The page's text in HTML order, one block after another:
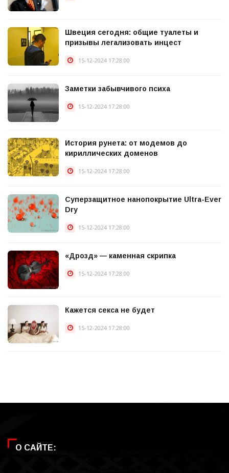
Швеция сегодня: общие туалеты и
призывы легализовать инцест
15-12-2024 17:28:00
Заметки забывчивого психа
15-12-2024 17:28:00
История рунета: от модемов до
кириллических доменов
15-12-2024 17:28:00
Суперзащитное нанопокрытие Ultra-Ever
Dry
15-12-2024 17:28:00
«Дрозд» — каменная скрипка
15-12-2024 17:28:00
Кажется секса не будет
15-12-2024 17:28:00
О САЙТЕ: